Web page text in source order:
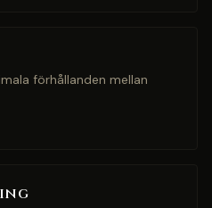
förhållanden mellan